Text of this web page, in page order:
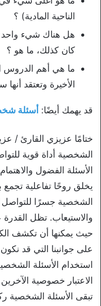
الناحية المادية) ؟
هل هناك شيء واحد
كان كذلك، ما هو ؟
ما هي أهم الدروس
الأخيرة وتعتقد
قد يهمك أيضًا: أسئلة
ختامًا عزيزي القارئ /
الشخصية أداة قوية
الأسئلة الفضول
يخلق روحًا تفاعلية تجمع
الشخصية جسرًا للتواصل
والاستيعاب. تظل
حيث يمكنها أن تكشف
على جوانبنا التي قد
استخدام الأسئلة
الاعتبار خصوصية
تبقى الأسئلة الشخصية